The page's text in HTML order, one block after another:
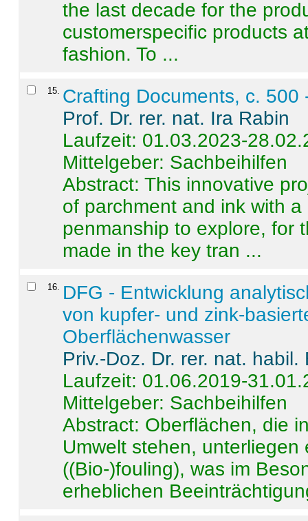
the last decade for the
customerspecific products
fashion. To ...
15 Crafting Documents, c. 500
Prof. Dr. rer. nat. Ira Rabin
Laufzeit: 01.03.2023-
Mittelgeber: Sachbeihilfen
Abstract:This innovative
of parchment and ink with
penmanship to explore, for
made in the key tran ...
16
DFG - Entwicklung
von kupfer- und zink-
Oberflächenwasser
Priv.-Doz. Dr. rer. nat.
Laufzeit: 01.06.2019-
Mittelgeber: Sachbeihilfen
Abstract: Oberflächen, die
Umwelt stehen,
((Bio-)fouling), was im
erheblichen